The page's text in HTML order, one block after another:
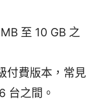
至 10 GB 之
付費版本，常見
台之間。